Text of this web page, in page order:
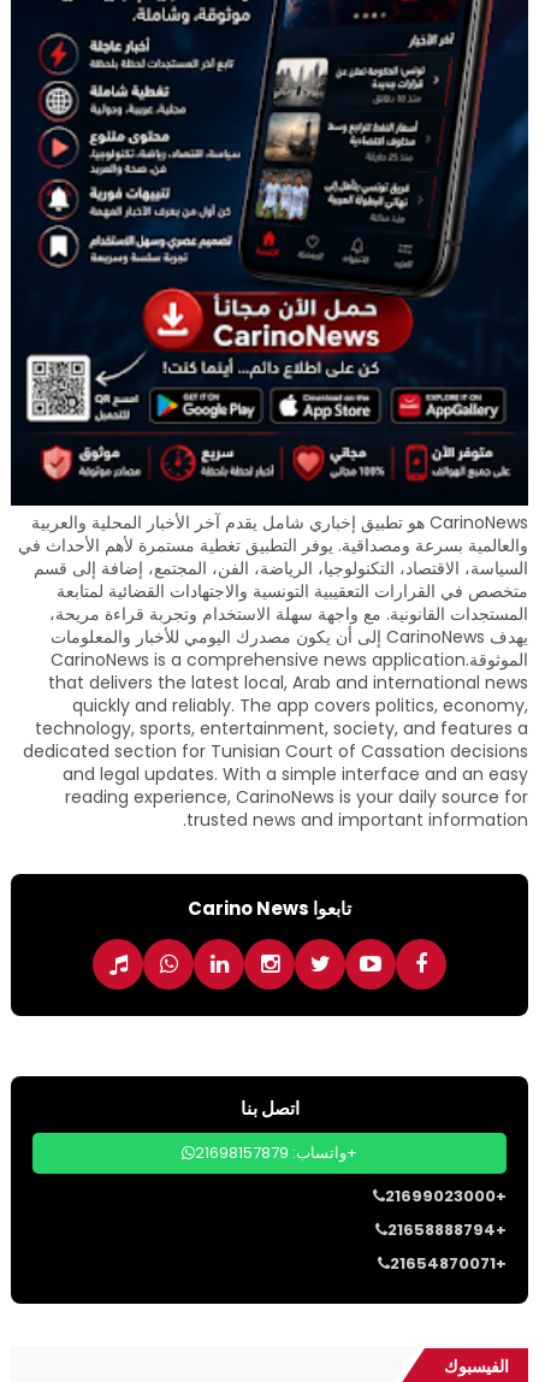
CarinoNews هو تطبيق إخباري شامل يقدم آخر الأخبار المحلية والعربية
والعالمية بسرعة ومصداقية. يوفر التطبيق تغطية مستمرة لأهم الأحداث في
السياسة، الاقتصاد، التكنولوجيا، الرياضة، الفن، المجتمع، إضافة إلى قسم
متخصص في القرارات التعقيبية التونسية والاجتهادات القضائية لمتابعة
المستجدات القانونية. مع واجهة سهلة الاستخدام وتجربة قراءة مريحة،
يهدف CarinoNews إلى أن يكون مصدرك اليومي للأخبار والمعلومات
الموثوقة.CarinoNews is a comprehensive news application
that delivers the latest local, Arab and international news
quickly and reliably. The app covers politics, economy,
technology, sports, entertainment, society, and features a
dedicated section for Tunisian Court of Cassation decisions
and legal updates. With a simple interface and an easy
reading experience, CarinoNews is your daily source for
trusted news and important information.
تابعوا Carino News
اتصل بنا
واتساب: 21698157879+
21699023000+
21658888794+
21654870071+
الفيسبوك